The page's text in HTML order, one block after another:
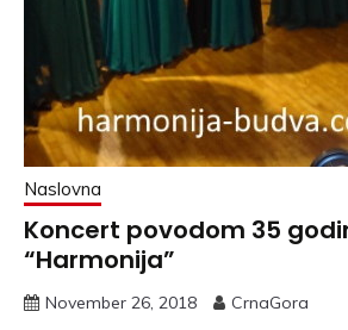
Naslovna
Koncert povodom 35
“Harmonija”
November 26, 2018 CrnaGora